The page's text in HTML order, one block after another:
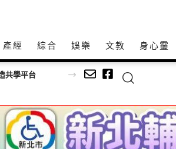
產經 綜合 娛樂 文教 身心𩆜